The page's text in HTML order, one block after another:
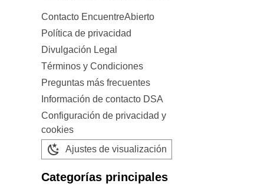
Contacto EncuentreAbierto
Política de privacidad
Divulgación Legal
Términos y Condiciones
Preguntas más frecuentes
Información de contacto DSA
Configuración de privacidad y
cookies
Ajustes de visualización
Categorías principales